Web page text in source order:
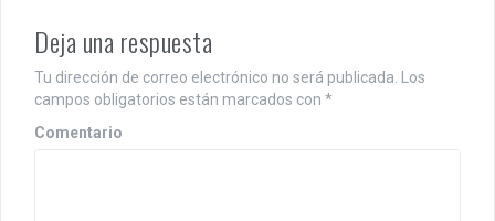
a
c
i
ó
Deja una respuesta
Tu dirección de correo electrónico no será publicada. Los
campos obligatorios están marcados con *
Comentario